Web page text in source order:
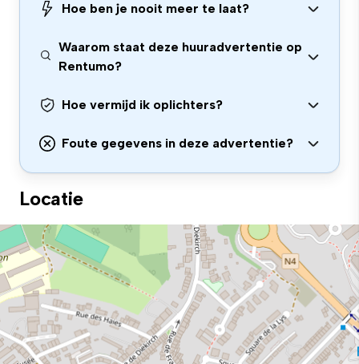
Hoe ben je nooit meer te laat?
Waarom staat deze huuradvertentie op
Rentumo?
Hoe vermijd ik oplichters?
Foute gegevens in deze advertentie?
Locatie